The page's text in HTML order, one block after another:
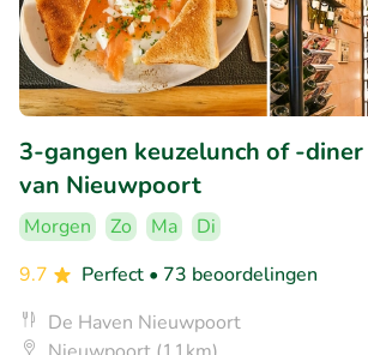
3-gangen keuzelunch of -
van Nieuwpoort
Morgen Zo Ma
Di
9.7
Perfect • 73 beoordelingen
De Haven Nieuwpoort